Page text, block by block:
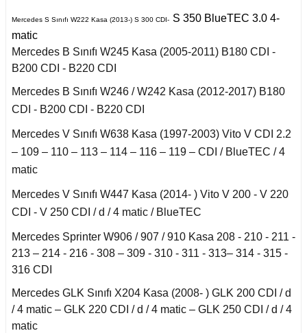
W906 (2006-2018)
(2002-2005)
W447 (2014-)
W638 (1996-2003)
W639 (2004-2014)
(1972-1980)
1997
Mercedes S Sınıfı W222 Kasa (2013-) S 300 CDI- S 350 BlueTEC 3.0 4-
matic
Mercedes B Sınıfı W245 Kasa (2005-2011) B180 CDI -
B200 CDI - B220 CDI
Mercedes B Sınıfı W246 / W242 Kasa (2012-2017) B180
CDI - B200 CDI - B220 CDI
Mercedes V Sınıfı W638 Kasa (1997-2003) Vito V CDI 2.2
– 109 – 110 – 113 – 114 – 116 – 119 – CDI / BlueTEC / 4
matic
Mercedes V Sınıfı W447 Kasa (2014- ) Vito V 200 - V 220
CDI - V 250 CDI / d / 4 matic / BlueTEC
Mercedes Sprinter W906 / 907 / 910 Kasa 208 - 210 - 211 -
213 – 214 - 216 - 308 – 309 - 310 - 311 - 313– 314 - 315 -
316 CDI
Mercedes GLK Sınıfı X204 Kasa (2008- ) GLK 200 CDI / d
/ 4 matic – GLK 220 CDI / d / 4 matic – GLK 250 CDI / d / 4
matic